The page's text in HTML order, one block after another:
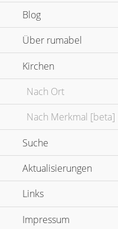
Blog
Über rumabel
Kirchen
Nach Ort
Nach Merkmal [beta]
Suche
Aktualisierungen
Links
Impressum